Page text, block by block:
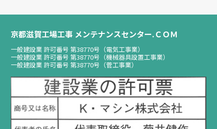
京都滋賀工場工事 メンテナンスセンター.ＣＯＭ
一般建設業 許可番号 第38770号（電気工事業）
一般建設業 許可番号 第38770号（機械器具設置工事業）
一般建設業 許可番号 第38770号（菅工事業）